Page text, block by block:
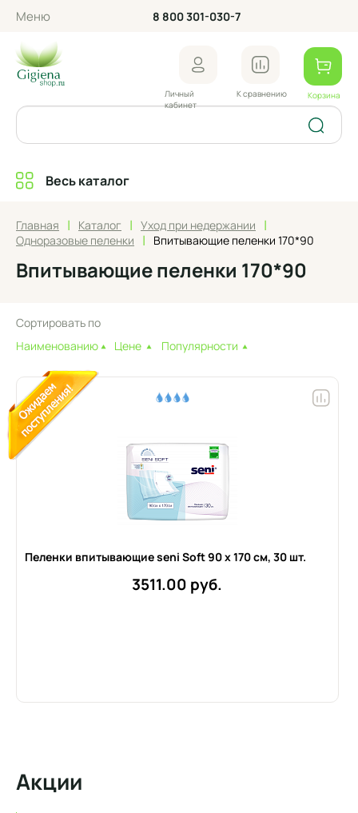
Меню 8 800 301-030-7
Личный
кабинет
К сравнению Корзина
Весь каталог
Главная | Каталог | Уход при недержании |
Одноразовые пеленки | Впитывающие пеленки 170*90
Впитывающие пеленки 170*90
Сортировать по
Наименованию
Цене Популярности
Пеленки впитывающие seni Soft 90 x 170 см, 30 шт.
3511.00 руб.
Акции